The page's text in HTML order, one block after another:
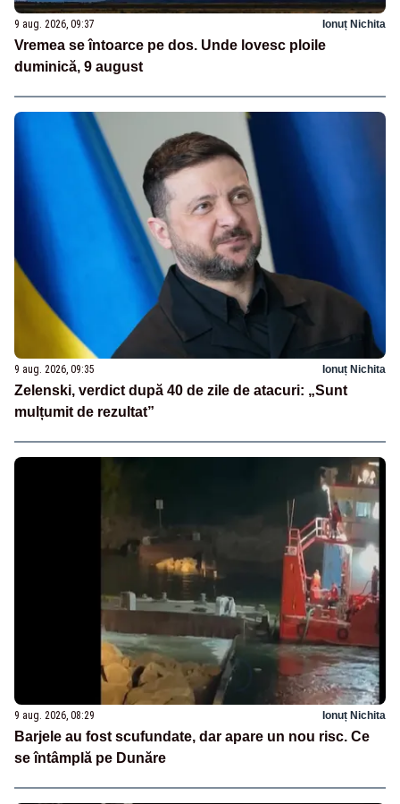
9 aug. 2026, 09:37 Ionuț Nichita
Vremea se întoarce pe dos. Unde lovesc ploile
duminică, 9 august
9 aug. 2026, 09:35 Ionuț Nichita
Zelenski, verdict după 40 de zile de atacuri: „Sunt
mulțumit de rezultat”
9 aug. 2026, 08:29 Ionuț Nichita
Barjele au fost scufundate, dar apare un nou risc. Ce
se întâmplă pe Dunăre